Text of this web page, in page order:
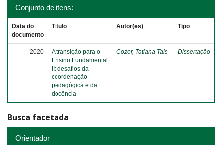
Conjunto de itens:
Data do
documento
Título Autor(es) Tipo
2020
A transição para o
Ensino Fundamental
II: desafios da
coordenação
pedagógica e da
docência
Cozer, Tatiana Tais Dissertação
Busca facetada
Orientador